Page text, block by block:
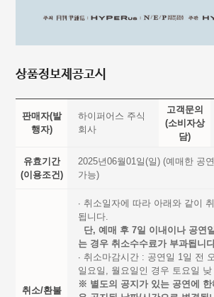
상품정보제공고시
판매자(발
행자)
하이퍼어스 주식
회사
고객문의
(소비자상
담)
유효기간
(이용조건)
2025년06월01일(일) (예매한 공
가능)
취소/환불
∙ 취소일자에 따라 아래와 같이
됩니다.
단, 예매 후 7일 이내이나 공연
는 경우 취소수수료가 부과됩니
∙ 취소마감시간 : 공연일 1일 전
일요일, 월요일인 경우 토요일 낮
※ 별도의 공지가 있는 공연에